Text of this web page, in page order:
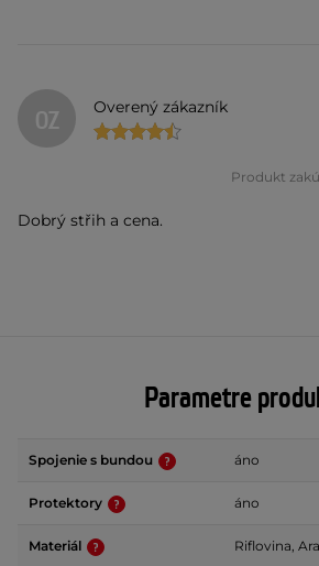
OZ Overený zákazník
Produkt
Dobrý střih a cena.
Parametre
Spojenie s bundou áno
Protektory áno
Materiál Riflovina,